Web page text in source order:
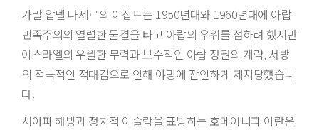
가말 압델 나세르의 이집트는 1950년대와 1960년대에 아랍
민족주의의 열렬한 물결을 타고 아랍의 우위를 점하려 했지만
이스라엘의 우월한 무력과 보수적인 아랍 정권의 계략, 서방
의 적극적인 적대감으로 인해 야망에 잔인하게 제지당했습니
다.
시아파 해방과 정치적 이슬람을 표방하는 호메이니파 이란은